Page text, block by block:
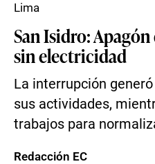
San Isidro:
sin electricidad
La interrupción
sus actividades,
trabajos para
Lima
Redacción EC